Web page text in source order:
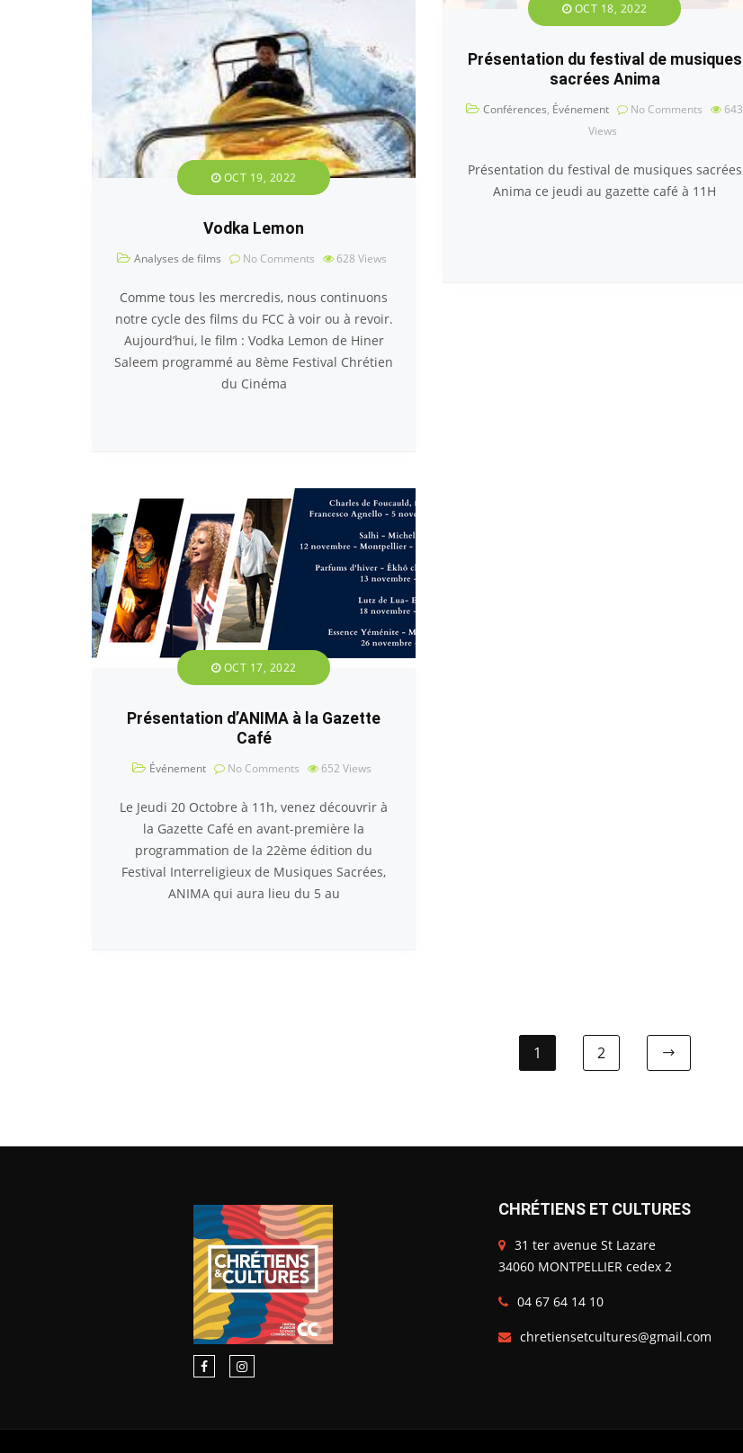
OCT 19, 2022
Vodka Lemon
Analyses de films No Comments 628 Views
Comme tous les mercredis, nous continuons
notre cycle des films du FCC à voir ou à revoir.
Aujourd’hui, le film : Vodka Lemon de Hiner
Saleem programmé au 8ème Festival Chrétien
du Cinéma
OCT 18, 2022
Présentation du festival de musiques
sacrées Anima
Conférences, Événement No Comments
643
Views
Présentation du festival de musiques sacrées
Anima ce jeudi au gazette café à 11H
OCT 17, 2022
Présentation d’ANIMA à la Gazette
Café
Événement No Comments 652 Views
Le Jeudi 20 Octobre à 11h, venez découvrir à
la Gazette Café en avant-première la
programmation de la 22ème édition du
Festival Interreligieux de Musiques Sacrées,
ANIMA qui aura lieu du 5 au
1 2
CHRÉTIENS ET CULTURES
31 ter avenue St Lazare
34060 MONTPELLIER cedex 2
04 67 64 14 10
chretiensetcultures@gmail.com